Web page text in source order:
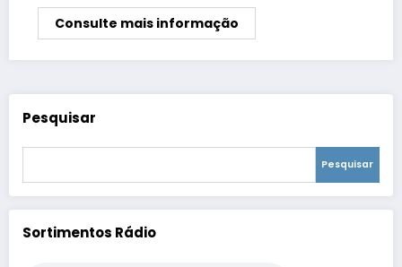
Consulte mais informação
Pesquisar
Pesquisar
Sortimentos Rádio